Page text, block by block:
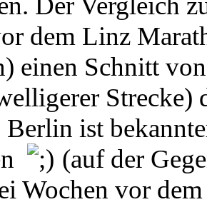
dem Linz
einen Schnitt
Strecke)
Berlin ist
(auf der
Wochen vor